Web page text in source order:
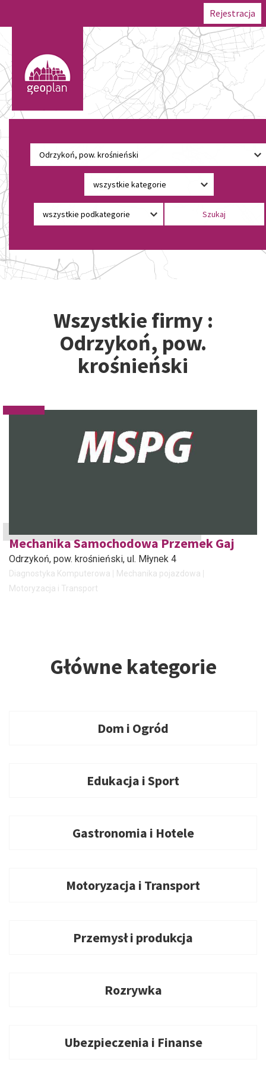
Rejestracja
Wszystkie firmy :
Odrzykoń, pow.
krośnieński
Mechanika Samochodowa Przemek Gaj
Odrzykoń, pow. krośnieński, ul. Młynek 4
Diagnostyka Komputerowa
Mechanika pojazdowa
Motoryzacja i Transport
Główne kategorie
Dom i Ogród
Edukacja i Sport
Gastronomia i Hotele
Motoryzacja i Transport
Przemysł i produkcja
Rozrywka
Ubezpieczenia i Finanse